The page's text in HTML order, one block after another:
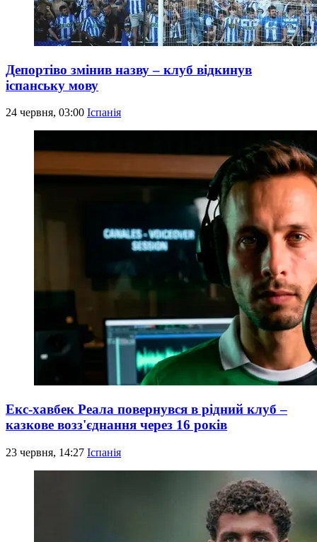
Депортіво змінив назву – клуб відкинув
іспанську мову
24 червня, 03:00 Іспанія
Екс-хавбек Реала повернувся в рідний клуб –
казкове возз'єднання через 16 років
23 червня, 14:27 Іспанія